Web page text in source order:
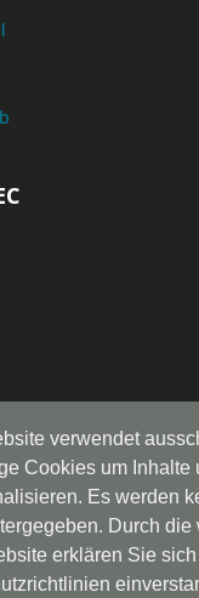
verwendet
Cookies um Inhalte
Es werden
Durch die
erklären Sie